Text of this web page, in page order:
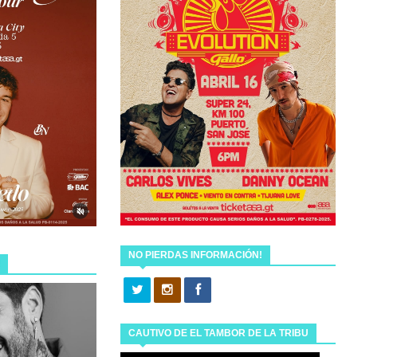
NO PIERDAS INFORMACIÓN!
CAUTIVO DE EL TAMBOR DE LA TRIBU